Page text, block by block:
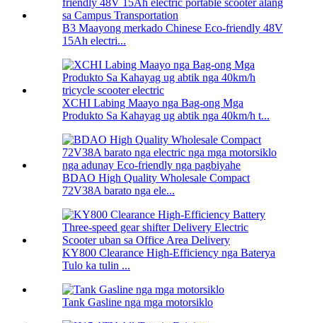
B3 Maayong merkado Chinese Eco-friendly 48V
15Ah electri...
XCHI Labing Maayo nga Bag-ong Mga
Produkto Sa Kahayag ug abtik nga 40km/h t...
BDAO High Quality Wholesale Compact
72V38A barato nga ele...
KY800 Clearance High-Efficiency nga Baterya
Tulo ka tulin ...
Tank Gasline nga mga motorsiklo